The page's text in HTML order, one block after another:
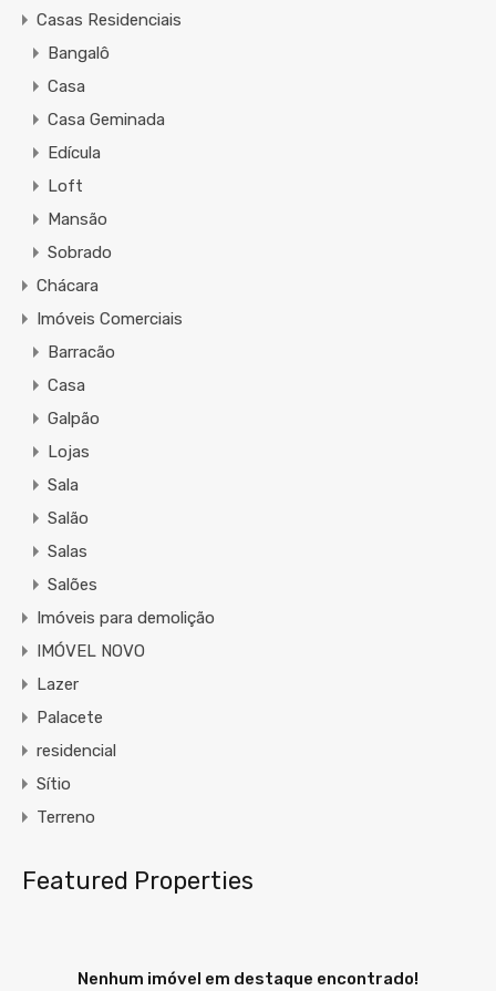
Casas Residenciais
Bangalô
Casa
Casa Geminada
Edícula
Loft
Mansão
Sobrado
Chácara
Imóveis Comerciais
Barracão
Casa
Galpão
Lojas
Sala
Salão
Salas
Salões
Imóveis para demolição
IMÓVEL NOVO
Lazer
Palacete
residencial
Sítio
Terreno
Featured Properties
Nenhum imóvel em destaque encontrado!